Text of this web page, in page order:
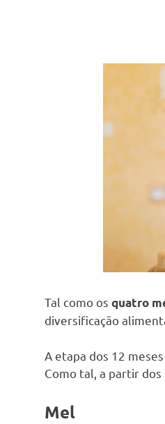
Tal como os quatro
diversificação
A etapa dos 12
Como tal, a partir
Mel